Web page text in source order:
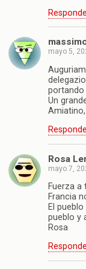
mayo 5,
portando
Un
Rosa
mayo 7,
Fuerza a
Francia
El
pueblo y
Rosa